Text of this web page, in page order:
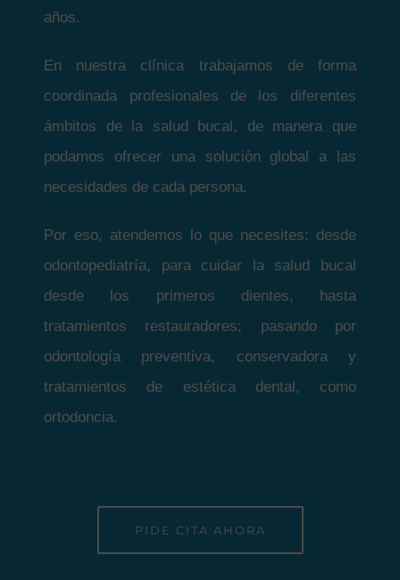
años.
En nuestra clínica trabajamos de forma
coordinada profesionales de los diferentes
ámbitos de la salud bucal, de manera que
podamos ofrecer una solución global a las
necesidades de cada persona.
Por eso, atendemos lo que necesites: desde
odontopediatría, para cuidar la salud bucal
desde los primeros dientes, hasta
tratamientos restauradores; pasando por
odontología preventiva, conservadora y
tratamientos de estética dental, como
ortodoncia.
PIDE CITA AHORA